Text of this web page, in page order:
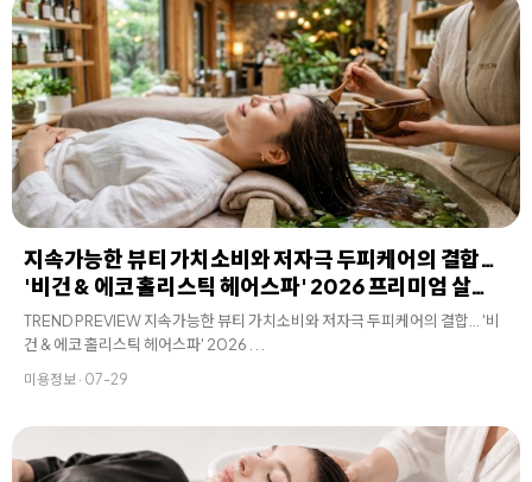
지속가능한 뷰티 가치소비와 저자극 두피케어의 결합…
'비건 & 에코 홀리스틱 헤어스파' 2026 프리미엄 살…
TREND PREVIEW 지속가능한 뷰티 가치소비와 저자극 두피케어의 결합… '비
건 & 에코 홀리스틱 헤어스파' 2026 . . .
미용정보 · 07-29